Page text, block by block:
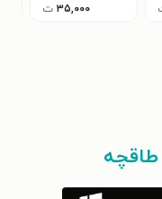
۳۵,۰۰۰ ت
طاقچه